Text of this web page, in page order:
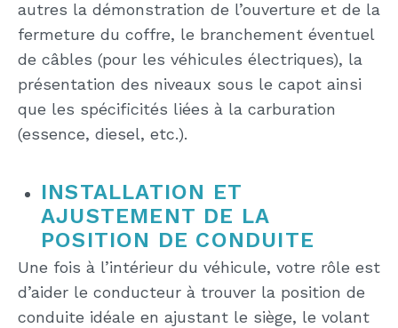
autres la démonstration de l’ouverture et de la
fermeture du coffre, le branchement éventuel
de câbles (pour les véhicules électriques), la
présentation des niveaux sous le capot ainsi
que les spécificités liées à la carburation
(essence, diesel, etc.).
INSTALLATION ET
AJUSTEMENT DE LA
POSITION DE CONDUITE
Une fois à l’intérieur du véhicule, votre rôle est
d’aider le conducteur à trouver la position de
conduite idéale en ajustant le siège, le volant